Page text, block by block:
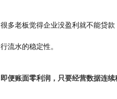
很多老板觉得企业没盈利就不能贷
行流水的稳定性。
即便账面零利润，只要经营数据连续